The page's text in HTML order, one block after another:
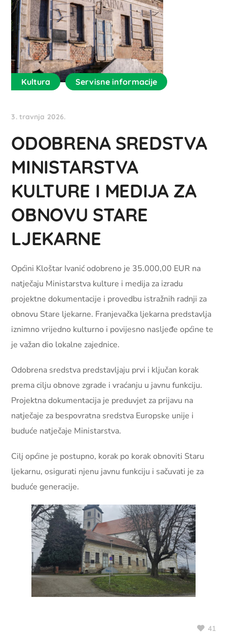
Kultura Servisne informacije
3. travnja 2026.
ODOBRENA SREDSTVA
MINISTARSTVA
KULTURE I MEDIJA ZA
OBNOVU STARE
LJEKARNE
Općini Kloštar Ivanić odobreno je 35.000,00 EUR na
natječaju Ministarstva kulture i medija za izradu
projektne dokumentacije i provedbu istražnih radnji za
obnovu Stare ljekarne. Franjevačka ljekarna predstavlja
iznimno vrijedno kulturno i povijesno nasljeđe općine te
je važan dio lokalne zajednice.
Odobrena sredstva predstavljaju prvi i ključan korak
prema cilju obnove zgrade i vraćanju u javnu funkciju.
Projektna dokumentacija je preduvjet za prijavu na
natječaje za bespovratna sredstva Europske unije i
buduće natječaje Ministarstva.
Cilj općine je postupno, korak po korak obnoviti Staru
ljekarnu, osigurati njenu javnu funkciju i sačuvati je za
buduće generacije.
41